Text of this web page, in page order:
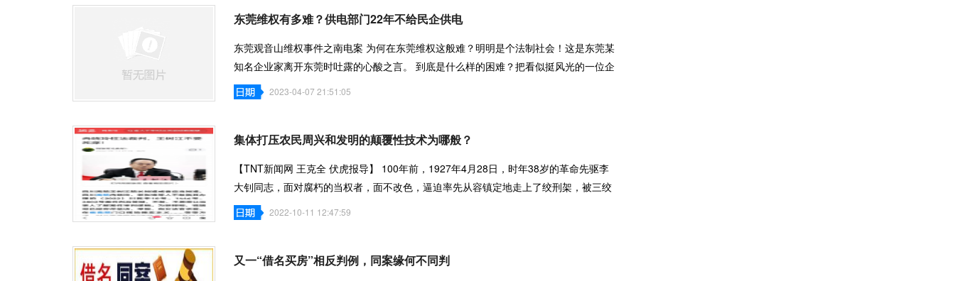
东莞维权有多难？供电部门22年不给民企供电
东莞观音山维权事件之南电案 为何在东莞维权这般难？明明是个法制社会！这是东莞某
知名企业家离开东莞时吐露的心酸之言。 到底是什么样的困难？把看似挺风光的一位企
业家逼得 2023-04-07 21:51:05
集体打压农民周兴和发明的颠覆性技术为哪般？
【TNT新闻网 王克全 伏虎报导】 100年前，1927年4月28日，时年38岁的革命先驱李
大钊同志，面对腐朽的当权者，面不改色，逼迫率先从容镇定地走上了绞刑架，被三绞
而死。100后的今天，
2022-10-11 12:47:59
又一“借名买房”相反判例，同案缘何不同判